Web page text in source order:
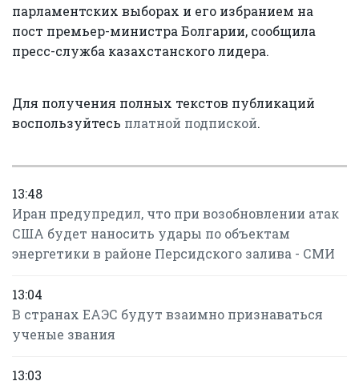
парламентских выборах и его избранием на
пост премьер-министра Болгарии, сообщила
пресс-служба казахстанского лидера.
Для получения полных текстов публикаций
воспользуйтесь платной подпиской.
13:48
Иран предупредил, что при возобновлении атак
США будет наносить удары по объектам
энергетики в районе Персидского залива - СМИ
13:04
В странах ЕАЭС будут взаимно признаваться
ученые звания
13:03